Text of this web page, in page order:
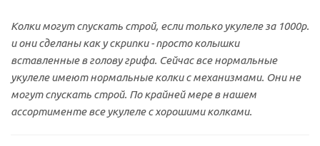
Колки могут спускать строй, если только укулеле за 1000р.
и они сделаны как у скрипки - просто колышки
вставленные в голову грифа. Сейчас все нормальные
укулеле имеют нормальные колки с механизмами. Они не
могут спускать строй. По крайней мере в нашем
ассортименте все укулеле с хорошими колками.